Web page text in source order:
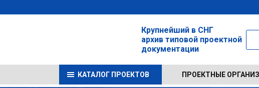
Крупнейший в СНГ
архив типовой проектной
документации
КАТАЛОГ ПРОЕКТОВ ПРОЕКТНЫЕ